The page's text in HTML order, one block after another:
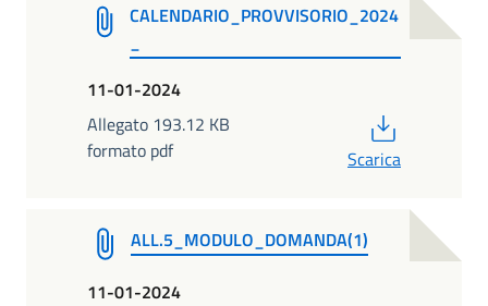
CALENDARIO_PROVVISORIO_2024
11-01-2024
Allegato 193.12 KB
formato pdf
Scarica
ALL.5_MODULO_DOMANDA(1)
11-01-2024